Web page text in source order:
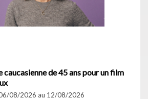
de 45 ans pour un film
08/2026 au 12/08/2026